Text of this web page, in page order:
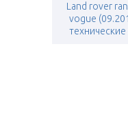
Land rover
vogue
технические